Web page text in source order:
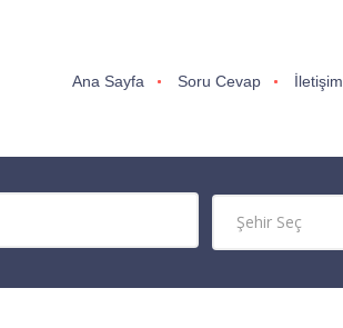
Ana Sayfa Soru Cevap İletişim